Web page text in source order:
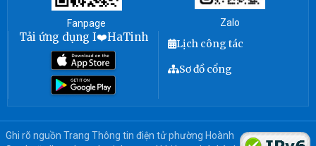
Fanpage Zalo
Tải ứng dụng I❤️HaTinh
Lịch công tác
Sơ đồ cổng
Ghi rõ nguồn Trang Thông tin điện tử phường Hoành